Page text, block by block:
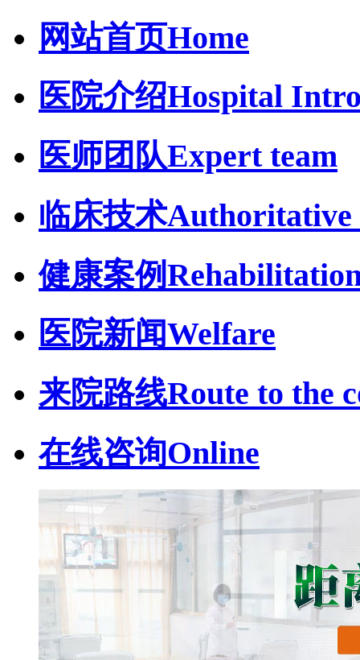
网站首页Home
医院介绍Hospital
医师团队Expert team
临床技术Authoritative
健康案例
医院新闻Welfare
来院路线Route to the
在线咨询Online